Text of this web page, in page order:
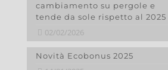
cambiamento su pergole e
tende da sole rispetto al 2025
02/02/2026
Novità Ecobonus 2025